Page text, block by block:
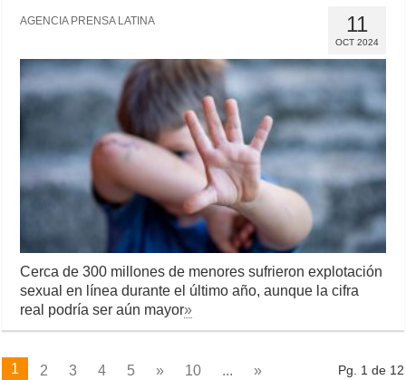
11
OCT 2024
AGENCIA PRENSA LATINA
Cerca de 300 millones de menores sufrieron explotación
sexual en línea durante el último año, aunque la cifra
real podría ser aún mayor»
Pg. 1 de 12
1 2 3 4 5 » 10 ... »